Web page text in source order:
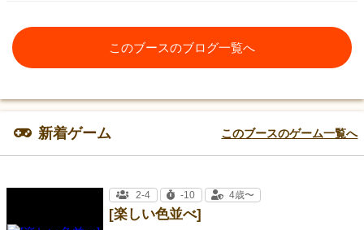
このブースのブログ一覧へ
新着ゲーム このブースのゲーム一覧へ
[楽しい色並べ]
2-4 -10 4歳〜